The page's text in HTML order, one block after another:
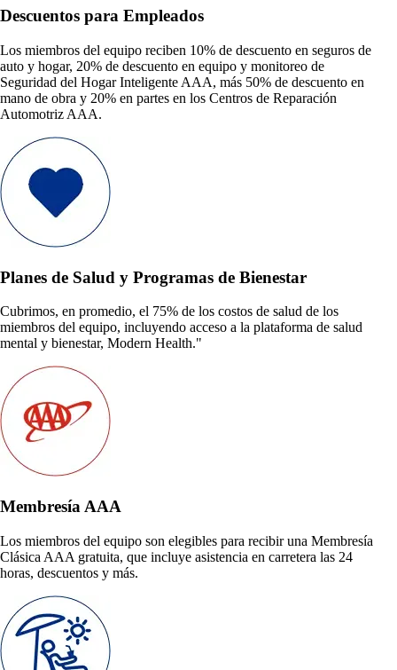
Descuentos para Empleados
Los miembros del equipo reciben 10% de descuento en seguros de
auto y hogar, 20% de descuento en equipo y monitoreo de
Seguridad del Hogar Inteligente AAA, más 50% de descuento en
mano de obra y 20% en partes en los Centros de Reparación
Automotriz AAA.
Planes de Salud y Programas de Bienestar
Cubrimos, en promedio, el 75% de los costos de salud de los
miembros del equipo, incluyendo acceso a la plataforma de salud
mental y bienestar, Modern Health."
Membresía AAA
Los miembros del equipo son elegibles para recibir una Membresía
Clásica AAA gratuita, que incluye asistencia en carretera las 24
horas, descuentos y más.